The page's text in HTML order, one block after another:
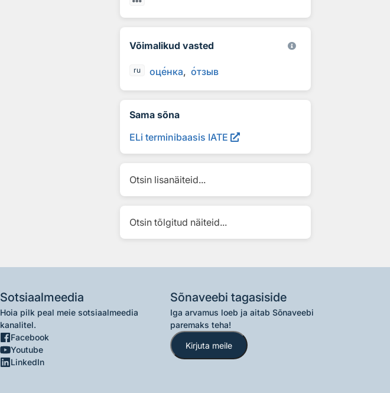
Võimalikud vasted
ru оценка отзыв
Sama sõna
ELi terminibaasis IATE
Otsin lisanäiteid...
Otsin tõlgitud näiteid...
Sotsiaalmeedia
Hoia pilk peal meie sotsiaalmeedia
kanalitel.
Facebook
Youtube
LinkedIn
Sõnaveebi tagasiside
Iga arvamus loeb ja aitab Sõnaveebi
paremaks teha!
Kirjuta meile